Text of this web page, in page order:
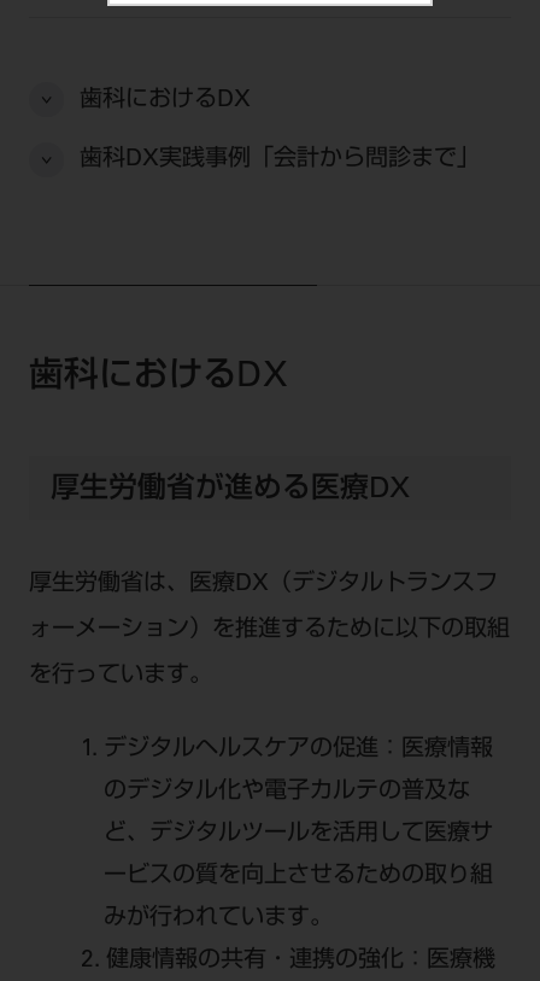
歯科におけるDX
歯科DX実践事例「会計から問診まで」
歯科におけるDX
厚生労働省が進める医療DX
厚生労働省は、医療DX（デジタルトランスフ
ォーメーション）を推進するために以下の取組
を行っています。
デジタルヘルスケアの促進：医療情報
のデジタル化や電子カルテの普及な
ど、
デジタルツールを活用して医療サ
ービスの質を向上させるための取り組
みが行われています。
健康情報の共有・連携の強化：医療機
チェア・ユニット関連
レーザー装置関連
診療用材料
院内ネットワーク関連
CADデータ
添付文書の電子化
オンラインカタログ InternetDO
モリタ友の会無料会員登録
製品から探す
カテゴリーから探す
モリタに対するご意見・お問い合わせ
お客様の声への取り組み
BLOG
Q&A
全てのセミナー・イベント
全種別
歯科技工士
Webセミナー
モリタ関連イベント
Start Up チェック
物件エリア調査
無料会員のご案内
ログイン
学術・お役立ち情報
よくわかる高齢者歯科
高齢者歯科・訪問診療 製品情報
はじめての方へ
pdとは
院内ツアー
DMR（ディーエムアール）
メールマガジンスマイル＋
ビバリーくんの歯科イラスト素材集
ニュース
ニュース
支店営業所
公式SNS一覧
ビバリーくんLINEスタンプ
全国のショールーム
宮城
東京
大阪
京都
Dental Plaza Tokyo
Dental Plaza Tokyo
MDSCについて
Digital Seminar
見学予約
メール